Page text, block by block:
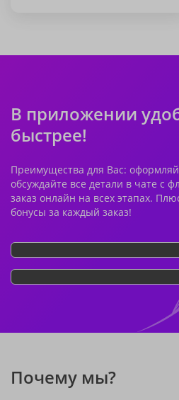
В приложении
быстрее!
Преимущества для Вас:
обсуждайте все детали в чате с
заказ онлайн на всех этапах.
бонусы за каждый заказ!
Почему мы?